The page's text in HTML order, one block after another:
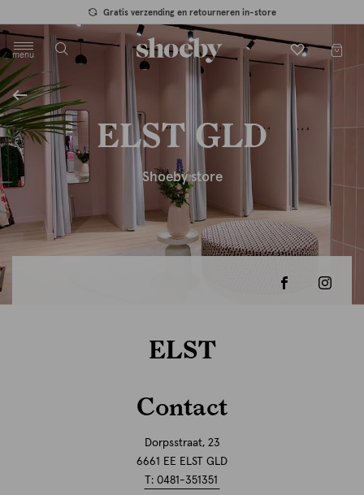
Gratis verzending en retourneren in-store
menu
label.header.toggle
ELST GLD
Shoeby store
ELST
Contact
Dorpsstraat, 23
6661 EE ELST GLD
T: 0481-351351